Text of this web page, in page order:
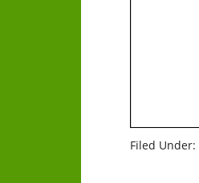
Filed Under: